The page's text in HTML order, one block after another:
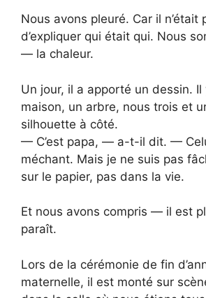
Nous avons pleuré. Car il n’était
d’expliquer qui était qui. Nous
— la chaleur.
Un jour, il a apporté un dessin. Il
maison, un arbre, nous trois et
silhouette à côté.
— C’est papa, — a-t-il dit. —
méchant. Mais je ne suis pas
sur le papier, pas dans la vie.
Et nous avons compris — il est
paraît.
Lors de la cérémonie de fin
maternelle, il est monté sur